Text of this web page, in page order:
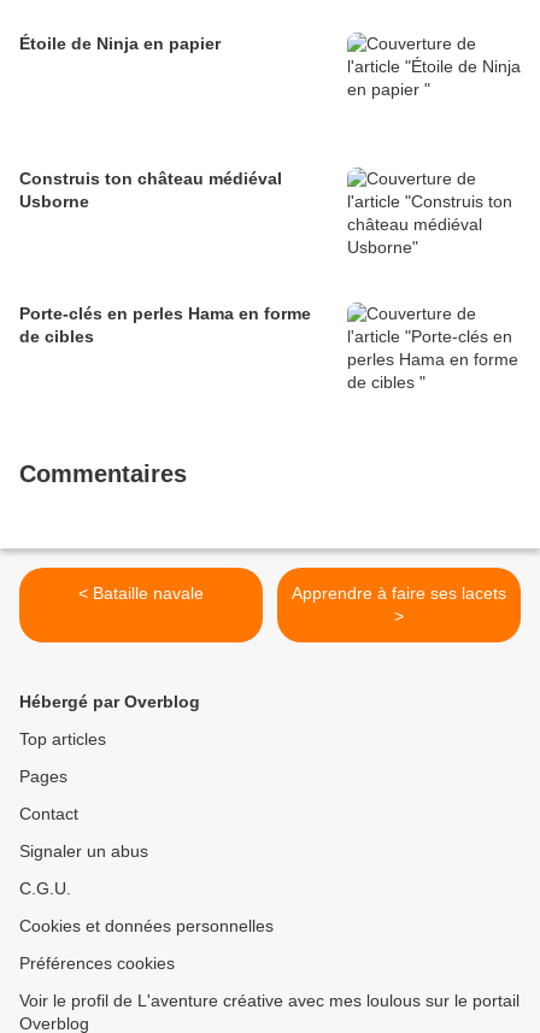
Étoile de Ninja en papier
Construis ton château médiéval
Usborne
Porte-clés en perles Hama en forme
de cibles
Commentaires
< Bataille navale
Apprendre à faire ses lacets
>
Hébergé par Overblog
Top articles
Pages
Contact
Signaler un abus
C.G.U.
Cookies et données personnelles
Préférences cookies
Voir le profil de L'aventure créative avec mes loulous sur le portail
Overblog